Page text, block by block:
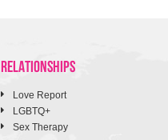
RELATIONSHIPS
Love Report
LGBTQ+
Sex Therapy